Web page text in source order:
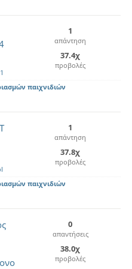
1
απάντηση
37.4χ
προβολές
παιχνιδιών
1
απάντηση
37.8χ
προβολές
παιχνιδιών
0
απαντήσεις
38.0χ
προβολές